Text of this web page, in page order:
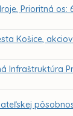
Prioritná os:
Košice,
Infraštruktúra